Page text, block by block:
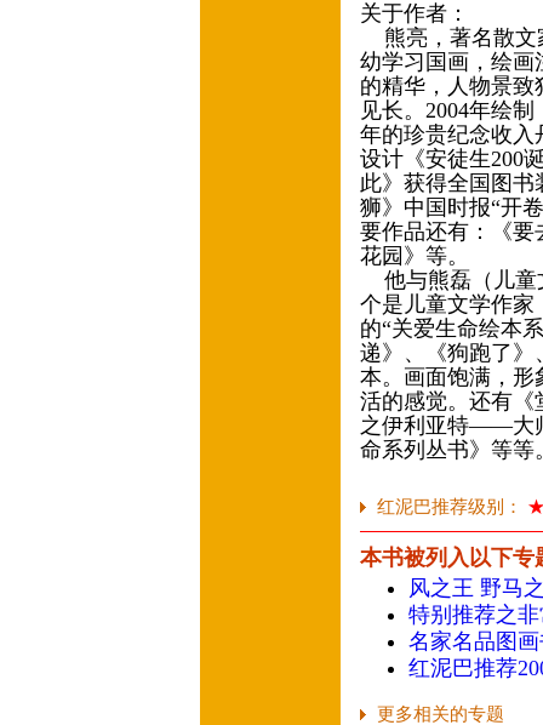
关于作者：
熊亮，著名散文
幼学习国画，绘画
的精华，人物景
见长。2004年绘
年的珍贵纪念收入
设计《安徒生200
此》获得全国图书
狮》中国时报“开
要作品还有：《要
花园》等。
他与熊磊（儿童
个是儿童文学作家
的“关爱生命绘本
递》、《狗跑了》
本。画面饱满，形
活的感觉。还有
之伊利亚特——大
命系列丛书》等等
红泥巴推荐级别：
本书被列入以下专
风之王 野马
特别推荐之
名家名品图
红泥巴推荐
更多相关的专题